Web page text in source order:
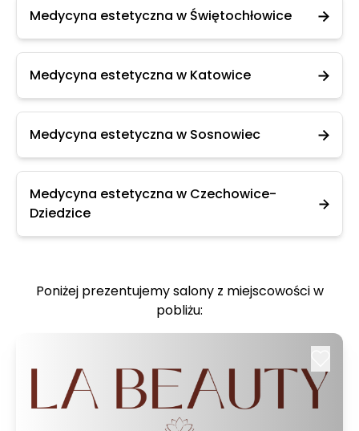
Medycyna estetyczna w Świętochłowice
Medycyna estetyczna w Katowice
Medycyna estetyczna w Sosnowiec
Medycyna estetyczna w Czechowice-
Dziedzice
Poniżej prezentujemy salony z miejscowości w
pobliżu: